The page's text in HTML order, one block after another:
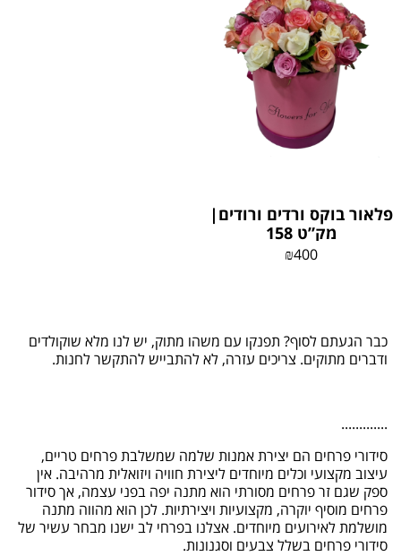
פלאור בוקס ורדים ורודים|
מק”ט 158
₪400
כבר הגעתם לסוף? תפנקו עם משהו מתוק, יש לנו מלא שוקולדים
ודברים מתוקים. צריכים עזרה, לא להתבייש להתקשר לחנות.
.............
סידורי פרחים הם יצירת אמנות שלמה שמשלבת פרחים טריים,
עיצוב מקצועי וכלים מיוחדים ליצירת חוויה ויזואלית מרהיבה. אין
ספק שגם זר פרחים מסורתי הוא מתנה יפה בפני עצמה, אך סידור
פרחים מוסיף יוקרה, מקצועיות ויצירתיות. לכן הוא מהווה מתנה
מושלמת לאירועים מיוחדים. אצלנו בפרחי לב ישנו מבחר עשיר של
סידורי פרחים בשלל צבעים וסגנונות.